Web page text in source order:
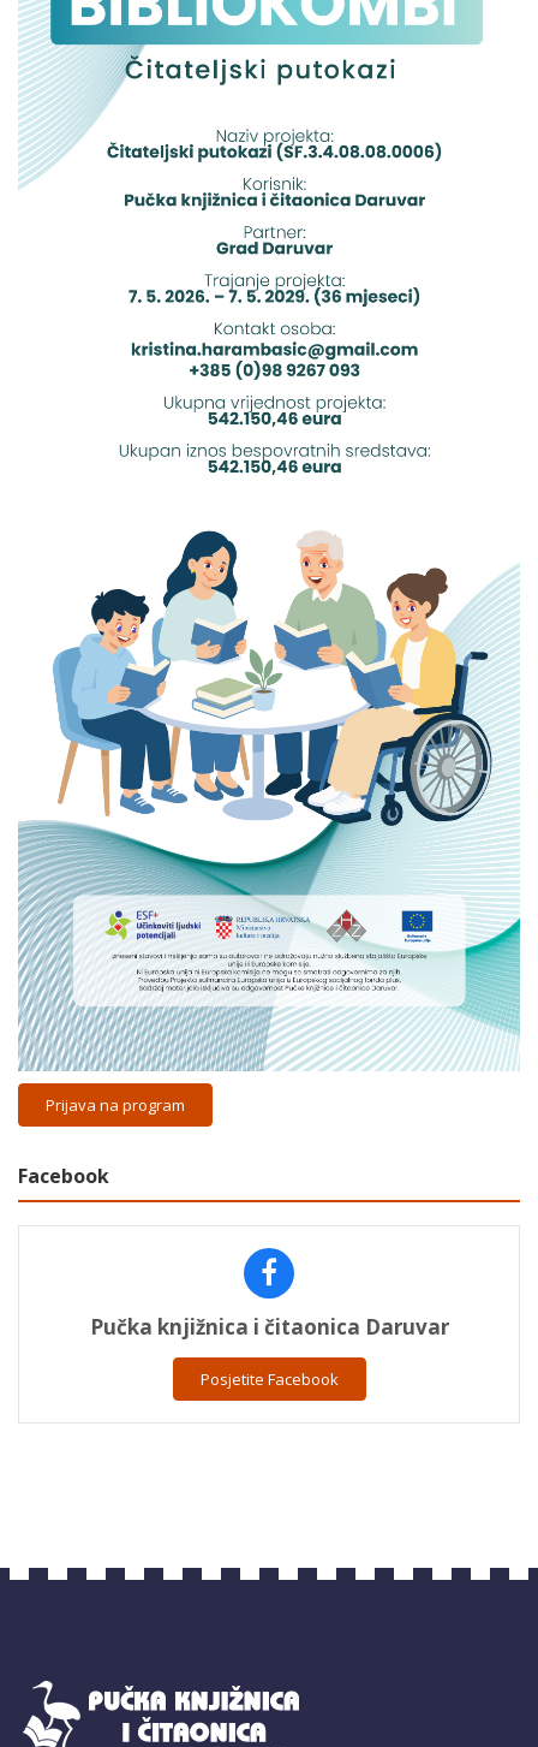
Prijava na program
Facebook
Pučka knjižnica i čitaonica Daruvar
Posjetite Facebook